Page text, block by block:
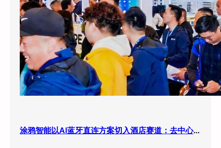
涂鸦智能以AI蓝牙直连方案切入酒店赛道：去中心化架构破解智能化改造三大痛点